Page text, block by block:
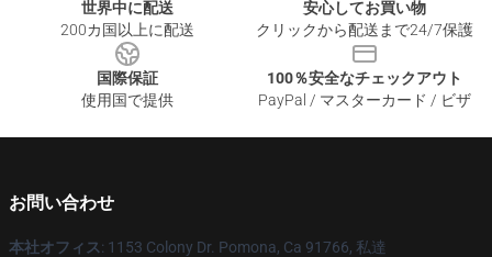
世界中に配送
200カ国以上に配送
安心してお買い物
クリックから配送まで24/7保護
国際保証
使用国で提供
100％安全なチェックアウト
PayPal / マスターカード / ビザ
お問い合わせ
本社オフィス: 1153 Colony Dr. Pomona, Ca 91766, 私達